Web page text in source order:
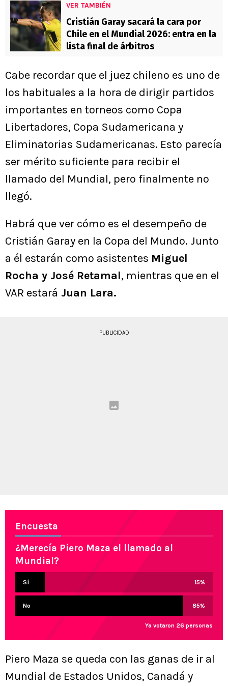
VER TAMBIÉN
Cristián Garay sacará la cara por
Chile en el Mundial 2026: entra en la
lista final de árbitros
Cabe recordar que el juez chileno es uno de
los habituales a la hora de dirigir partidos
importantes en torneos como Copa
Libertadores, Copa Sudamericana y
Eliminatorias Sudamericanas. Esto parecía
ser mérito suficiente para recibir el
llamado del Mundial, pero finalmente no
llegó.
Habrá que ver cómo es el desempeño de
Cristián Garay en la Copa del Mundo. Junto
a él estarán como asistentes Miguel
Rocha y José Retamal, mientras que en el
VAR estará Juan Lara.
PUBLICIDAD
Encuesta
¿Merecía Piero Maza el llamado al
Mundial?
Sí 15%
No 85%
Ya votaron 26 personas
Piero Maza se queda con las ganas de ir al
Mundial de Estados Unidos, Canadá y